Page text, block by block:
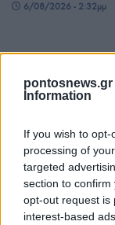
pontosnews.gr
Information
If you wish to
processing of
targeted
section to
opt-out request is
interest-based
6/08/2026 - 2:32μμ
ΠΑΡΑΔΟΣΗ